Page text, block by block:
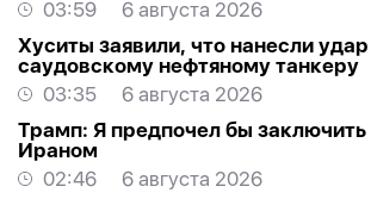
03:59
6 августа 2026
Хуситы заявили, что нанесли
саудовскому нефтяному танкеру
03:35
6 августа 2026
Трамп: Я предпочел бы заключить
Ираном
02:46
6 августа 2026